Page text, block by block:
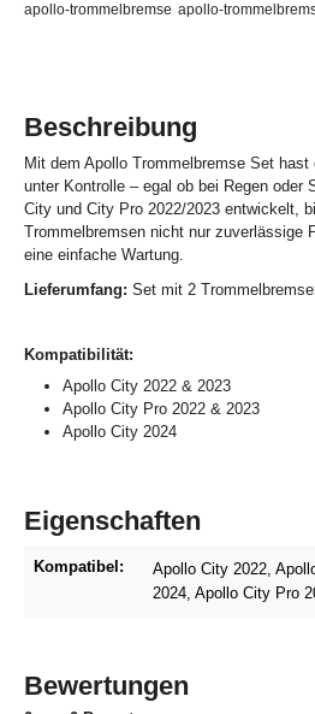
apollo-trommelbremse apollo-
Beschreibung
Mit dem Apollo Trommelbremse Set
unter Kontrolle – egal ob bei Regen oder
City und City Pro 2022/2023 entwickelt,
Trommelbremsen nicht nur zuverlässige
eine einfache Wartung.
Lieferumfang: Set mit 2
Kompatibilität:
Apollo City 2022 & 2023
Apollo City Pro 2022 & 2023
Apollo City 2024
Eigenschaften
Kompatibel: Apollo City 2022 ,
2024 , Apollo City Pro
Bewertungen